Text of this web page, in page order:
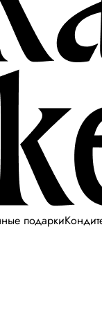
подарки